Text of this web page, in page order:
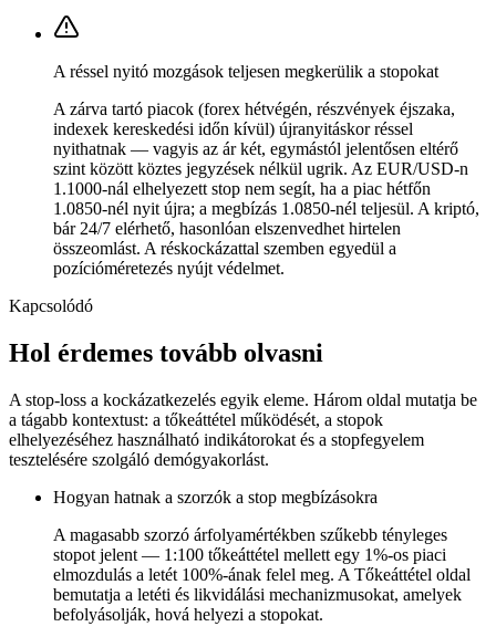
A réssel nyitó mozgások teljesen megkerülik a stopokat
A zárva tartó piacok (forex hétvégén, részvények éjszaka,
indexek kereskedési időn kívül) újranyitáskor réssel
nyithatnak — vagyis az ár két, egymástól jelentősen eltérő
szint között köztes jegyzések nélkül ugrik. Az EUR/USD-n
1.1000-nál elhelyezett stop nem segít, ha a piac hétfőn
1.0850-nél nyit újra; a megbízás 1.0850-nél teljesül. A kriptó,
bár 24/7 elérhető, hasonlóan elszenvedhet hirtelen
összeomlást. A réskockázattal szemben egyedül a
pozícióméretezés nyújt védelmet.
Kapcsolódó
Hol érdemes tovább olvasni
A stop-loss a kockázatkezelés egyik eleme. Három oldal mutatja be
a tágabb kontextust: a tőkeáttétel működését, a stopok
elhelyezéséhez használható indikátorokat és a stopfegyelem
tesztelésére szolgáló demógyakorlást.
Hogyan hatnak a szorzók a stop megbízásokra
A magasabb szorzó árfolyamértékben szűkebb tényleges
stopot jelent — 1:100 tőkeáttétel mellett egy 1%-os piaci
elmozdulás a letét 100%-ának felel meg. A Tőkeáttétel oldal
bemutatja a letéti és likvidálási mechanizmusokat, amelyek
befolyásolják, hová helyezi a stopokat.